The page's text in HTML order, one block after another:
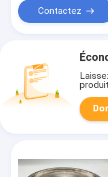
complexes et de
précision.
Contactez